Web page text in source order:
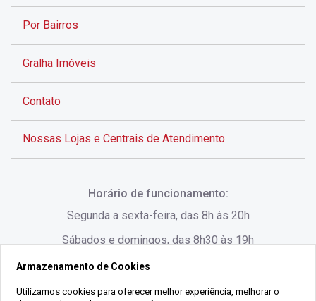
Por Bairros
Gralha Imóveis
Contato
Nossas Lojas e Centrais de Atendimento
Rua Lauro Linhares, 1080 - Trindade, Florianópolis -
SC
Horário de funcionamento:
Segunda a sexta-feira, das 8h às 20h
Sábados e domingos, das 8h30 às 19h
Armazenamento de Cookies
Utilizamos cookies para oferecer melhor experiência, melhorar o